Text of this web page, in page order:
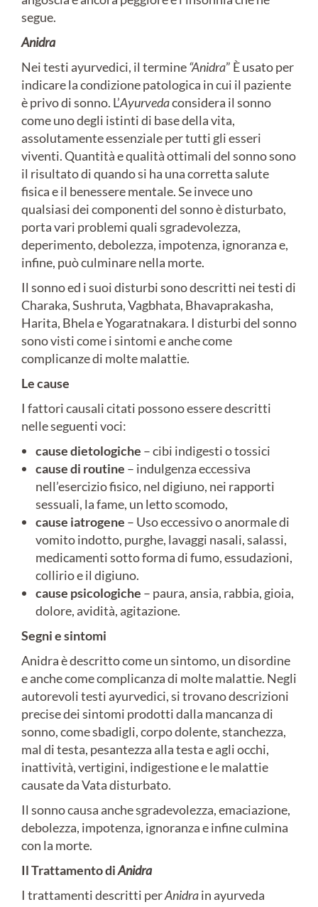
segue.
Anidra
Nei testi ayurvedici, il termine“Anidra” È usato per
indicare la condizione patologica in cui il paziente
è privo di sonno. L’Ayurvedaconsidera il sonno
come uno degli istinti di base della vita,
assolutamente essenziale per tutti gli esseri
viventi. Quantità e qualità ottimali del sonno sono
il risultato di quando si ha una corretta salute
fisica e il benessere mentale. Se invece uno
qualsiasi dei componenti del sonno è disturbato,
porta vari problemi quali sgradevolezza,
deperimento, debolezza, impotenza, ignoranza e,
infine, può culminare nella morte.
Il sonno ed i suoi disturbi sono descritti nei testi di
Charaka, Sushruta, Vagbhata, Bhavaprakasha,
Harita, Bhela e Yogaratnakara. I disturbi del sonno
sono visti come i sintomi e anche come
complicanze di molte malattie.
Le cause
I fattori causali citati possono essere descritti
nelle seguenti voci:
cause dietologiche – cibi indigesti o tossici
cause di routine – indulgenza eccessiva
nell’esercizio fisico, nel digiuno, nei rapporti
sessuali, la fame, un letto scomodo,
cause iatrogene – Uso eccessivo o anormale di
vomito indotto, purghe, lavaggi nasali, salassi,
medicamenti sotto forma di fumo, essudazioni,
collirio e il digiuno.
cause psicologiche – paura, ansia, rabbia, gioia,
dolore, avidità, agitazione.
Segni e sintomi
Anidra è descritto come un sintomo, un disordine
e anche come complicanza di molte malattie. Negli
autorevoli testi ayurvedici, si trovano descrizioni
precise dei sintomi prodotti dalla mancanza di
sonno, come sbadigli, corpo dolente, stanchezza,
mal di testa, pesantezza alla testa e agli occhi,
inattività, vertigini, indigestione e le malattie
causate da Vata disturbato.
Il sonno causa anche sgradevolezza, emaciazione,
debolezza, impotenza, ignoranza e infine culmina
con la morte.
Il Trattamento diAnidra
I trattamenti descritti perAnidrain ayurveda